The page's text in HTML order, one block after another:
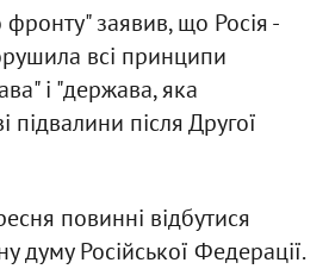
заявив, що Росія -
всі принципи
і "держава, яка
підвалини після Другої
повинні відбутися
думу Російської Федерації.